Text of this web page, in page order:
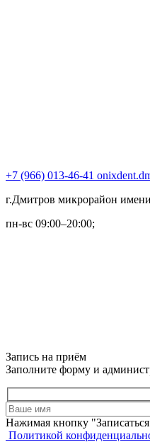
+7 (966) 013-46-41
г.Дмитров микрорайон
пн-вс 09:00–20:00;
Запись на приём
Заполните форму и
Нажимая кнопку
Политикой